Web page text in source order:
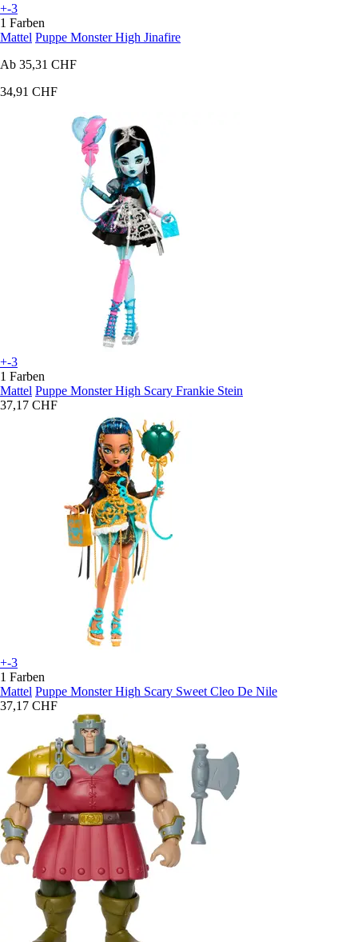
+-3
1 Farben
Mattel Puppe Monster High Jinafire
Ab 35,31 CHF
34,91 CHF
+-3
1 Farben
Mattel Puppe Monster High Scary Frankie Stein
37,17 CHF
+-3
1 Farben
Mattel Puppe Monster High Scary Sweet Cleo De Nile
37,17 CHF